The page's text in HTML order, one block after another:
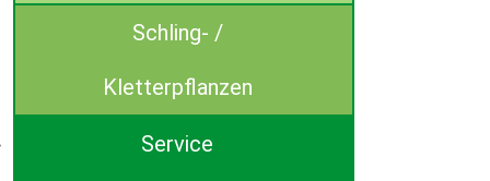
Schling- /
Kletterpflanzen
Service